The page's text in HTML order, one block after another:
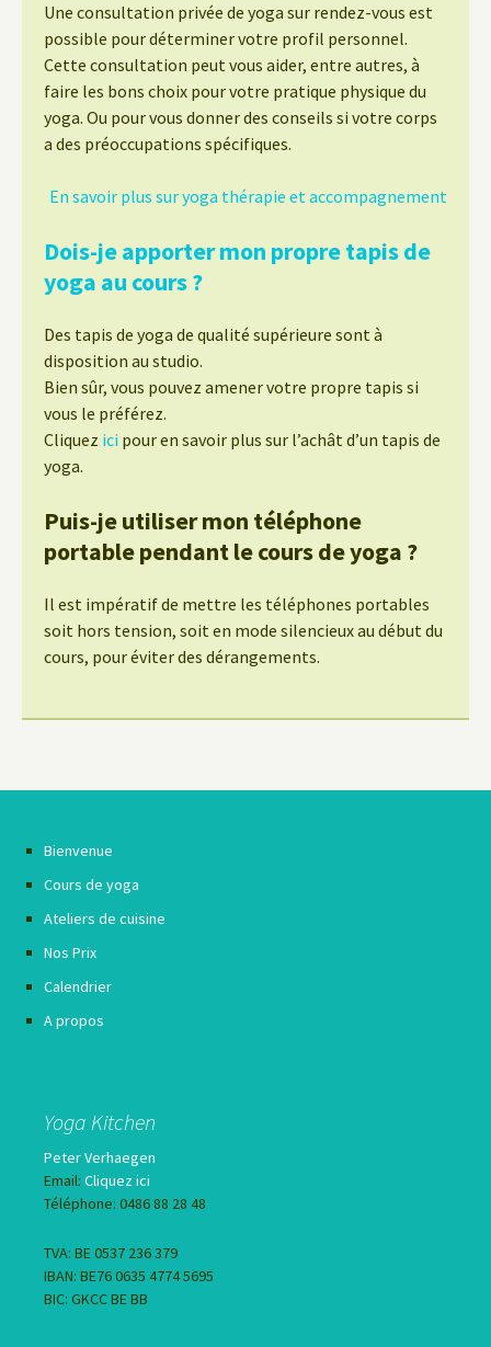
Une consultation privée de yoga sur rendez-vous est
possible pour déterminer votre profil personnel.
Cette consultation peut vous aider, entre autres, à
faire les bons choix pour votre pratique physique du
yoga. Ou pour vous donner des conseils si votre corps
a des préoccupations spécifiques.
En savoir plus sur yoga thérapie et accompagnement
Dois-je apporter mon propre tapis de
yoga au cours ?
Des tapis de yoga de qualité supérieure sont à
disposition au studio.
Bien sûr, vous pouvez amener votre propre tapis si
vous le préférez.
Cliquez ici pour en savoir plus sur l’achât d’un tapis de
yoga.
Puis-je utiliser mon téléphone
portable pendant le cours de yoga ?
Il est impératif de mettre les téléphones portables
soit hors tension, soit en mode silencieux au début du
cours, pour éviter des dérangements.
Bienvenue
Cours de yoga
Ateliers de cuisine
Nos Prix
Calendrier
A propos
Yoga Kitchen
Peter Verhaegen
Email: Cliquez ici
Téléphone: 0486 88 28 48
TVA: BE 0537 236 379
IBAN: BE76 0635 4774 5695
BIC: GKCC BE BB